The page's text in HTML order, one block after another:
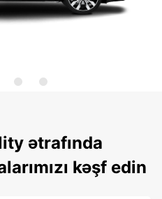
ətrafında
kəşf edin